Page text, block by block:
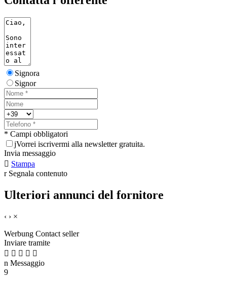
Signora
Signor
* Campi obbligatori
jVorrei iscrivermi alla newsletter gratuita.
Invia messaggio
 Stampa
r Segnala contenuto
Ulteriori annunci del fornitore
‹ › ×
Werbung Contact seller
Inviare tramite
    
n Messaggio
9